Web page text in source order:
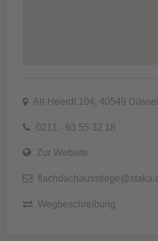
Alt-Heerdt 104, 40549
0211 - 63 55 32 18
Zur Website
Wegbeschreibung